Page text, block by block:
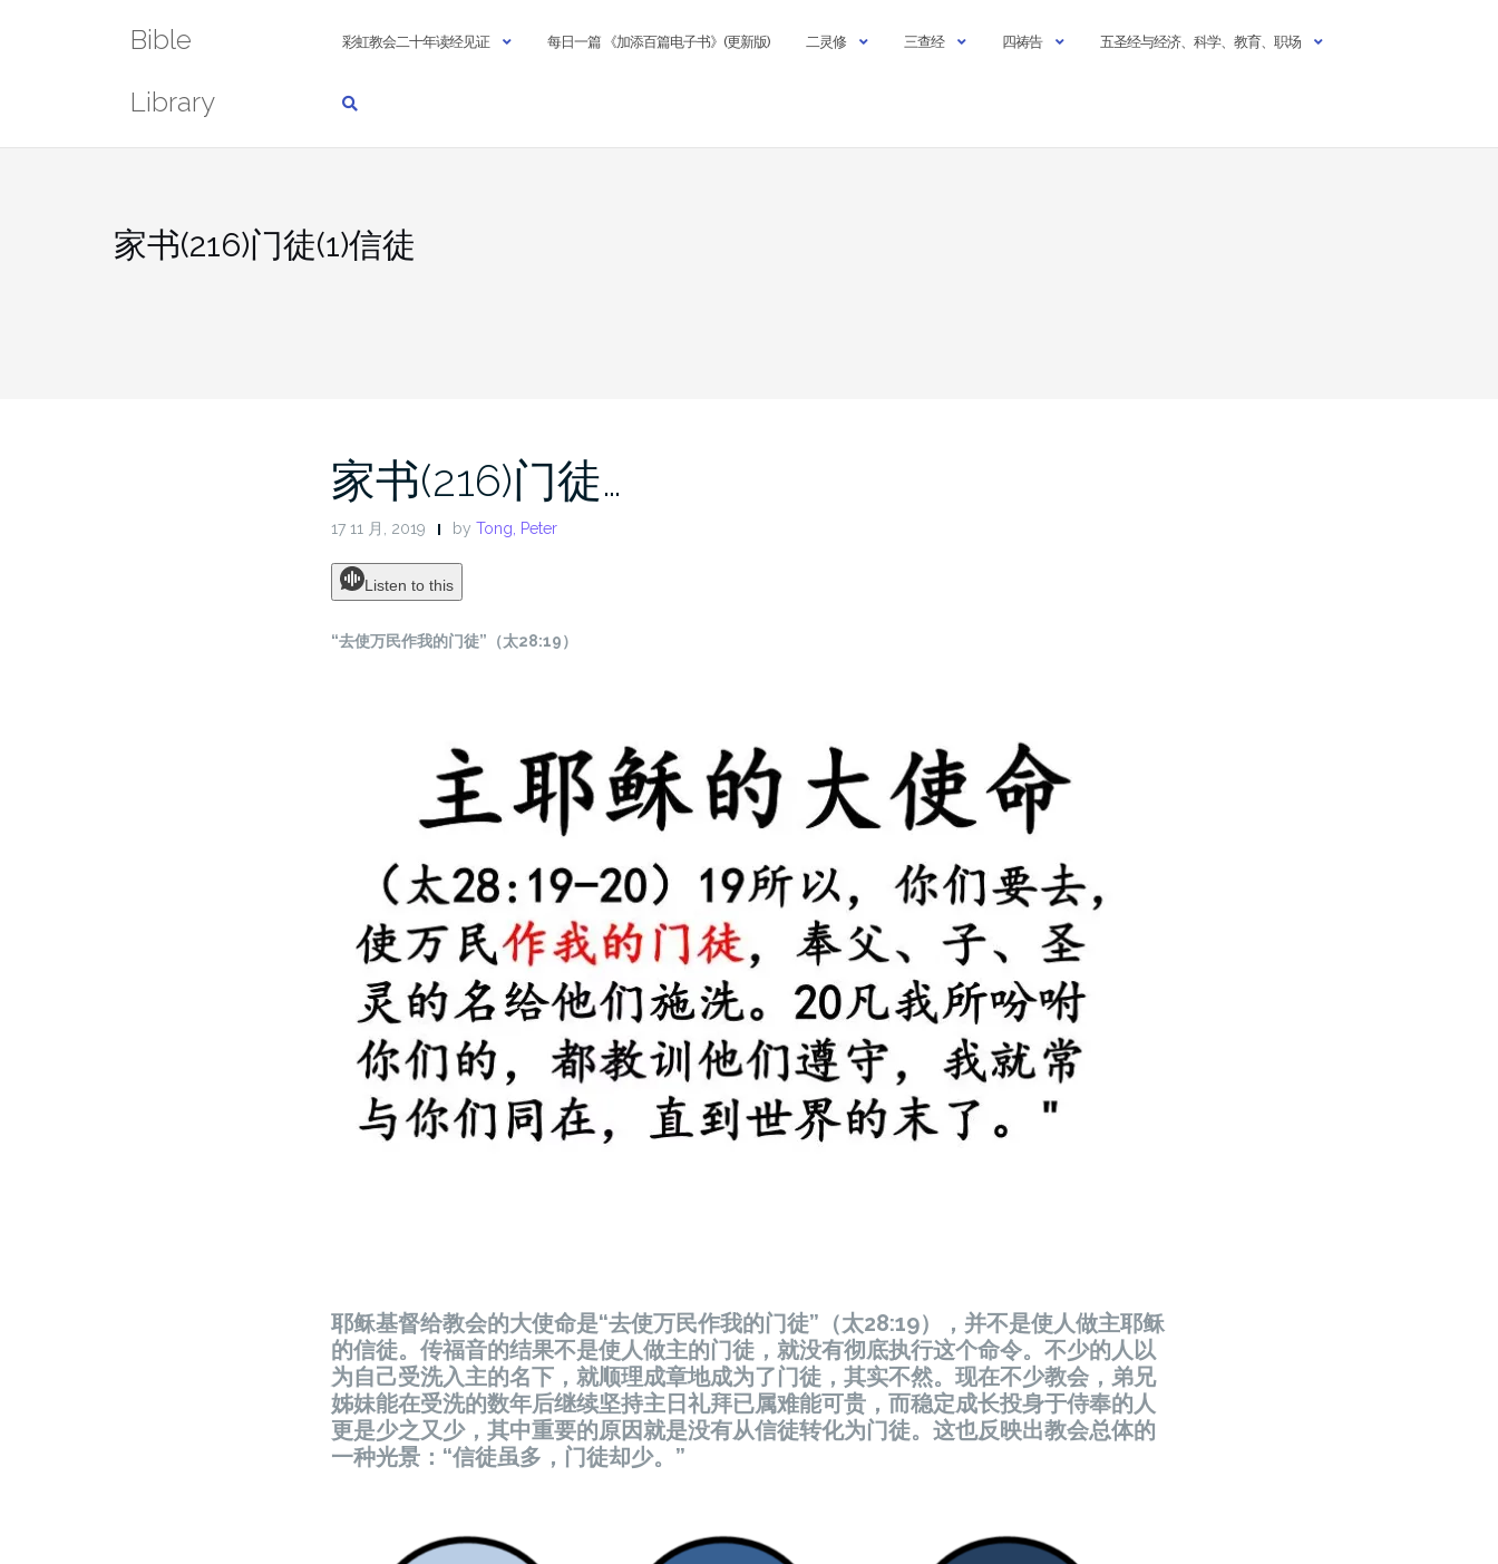
Bible
Library
彩虹教会二十年读经见证 每日一篇 《加添百篇电子书》(更新版) 二灵修 三查经 四祷告 五圣经与经济、科学、教育、职场
家书(216)门徒(1)信徒
家书(216)门徒…
17 11 月, 2019 by Tong, Peter
Listen to this
“去使万民作我的门徒”（太28:19）
耶稣基督给教会的大使命是“去使万民作我的门徒”（太28:19），并不是使人做主耶稣
的信徒。传福音的结果不是使人做主的门徒，就没有彻底执行这个命令。不少的人以
为自己受洗入主的名下，就顺理成章地成为了门徒，其实不然。现在不少教会，弟兄
姊妹能在受洗的数年后继续坚持主日礼拜已属难能可贵，而稳定成长投身于侍奉的人
更是少之又少，其中重要的原因就是没有从信徒转化为门徒。这也反映出教会总体的
一种光景：“信徒虽多，门徒却少。”